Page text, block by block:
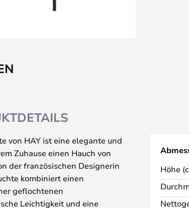
von HAY ist eine elegante und
Zuhause einen Hauch von
der französischen Designerin
kombiniert einen
geflochtenen
Leichtigkeit und eine
Höhe